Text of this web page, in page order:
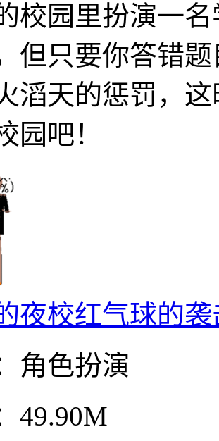
校园里扮演一
但只要你答错
滔天的惩罚，
园吧！
夜校红气球的袭
角色扮演
49.90M